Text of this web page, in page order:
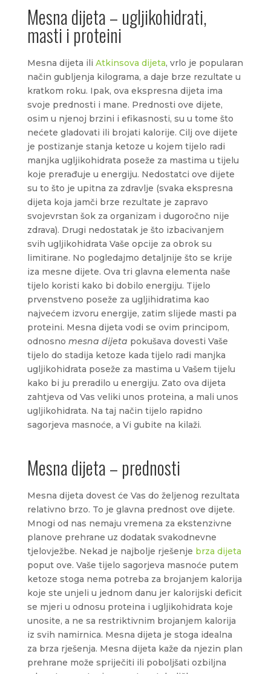
Mesna dijeta – ugljikohidrati,
masti i proteini
Mesna dijeta ili Atkinsova dijeta, vrlo je popularan
način gubljenja kilograma, a daje brze rezultate u
kratkom roku. Ipak, ova ekspresna dijeta ima
svoje prednosti i mane. Prednosti ove dijete,
osim u njenoj brzini i efikasnosti, su u tome što
nećete gladovati ili brojati kalorije. Cilj ove dijete
je postizanje stanja ketoze u kojem tijelo radi
manjka ugljikohidrata poseže za mastima u tijelu
koje prerađuje u energiju. Nedostatci ove dijete
su to što je upitna za zdravlje (svaka ekspresna
dijeta koja jamči brze rezultate je zapravo
svojevrstan šok za organizam i dugoročno nije
zdrava). Drugi nedostatak je što izbacivanjem
svih ugljikohidrata Vaše opcije za obrok su
limitirane. No pogledajmo detaljnije što se krije
iza mesne dijete. Ova tri glavna elementa naše
tijelo koristi kako bi dobilo energiju. Tijelo
prvenstveno poseže za ugljihidratima kao
najvećem izvoru energije, zatim slijede masti pa
proteini. Mesna dijeta vodi se ovim principom,
odnosno mesna dijeta pokušava dovesti Vaše
tijelo do stadija ketoze kada tijelo radi manjka
ugljikohidrata poseže za mastima u Vašem tijelu
kako bi ju preradilo u energiju. Zato ova dijeta
zahtjeva od Vas veliki unos proteina, a mali unos
ugljikohidrata. Na taj način tijelo rapidno
sagorjeva masnoće, a Vi gubite na kilaži.
Mesna dijeta – prednosti
Mesna dijeta dovest će Vas do željenog rezultata
relativno brzo. To je glavna prednost ove dijete.
Mnogi od nas nemaju vremena za ekstenzivne
planove prehrane uz dodatak svakodnevne
tjelovježbe. Nekad je najbolje rješenje brza dijeta
poput ove. Vaše tijelo sagorjeva masnoće putem
ketoze stoga nema potreba za brojanjem kalorija
koje ste unjeli u jednom danu jer kalorijski deficit
se mjeri u odnosu proteina i ugljikohidrata koje
unosite, a ne sa restriktivnim brojanjem kalorija
iz svih namirnica. Mesna dijeta je stoga idealna
za brza rješenja. Mesna dijeta kaže da njezin plan
prehrane može spriječiti ili poboljšati ozbiljna